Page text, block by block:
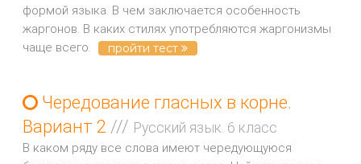
формой языка. В чем заключается особенность
жаргонов. В каких стилях употребляются жаргонизмы
чаще всего.
пройти тест
Чередование гласных в корне.
Вариант 2 /// Русский язык. 6 класс
В каком ряду все слова имеют чередующуюся